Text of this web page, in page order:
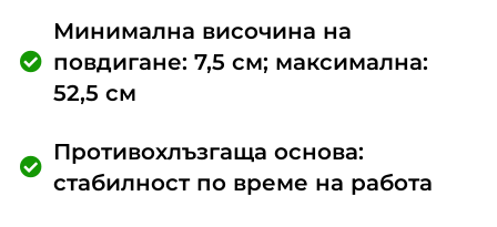
Минимална височина на
повдигане: 7,5 см; максимална:
52,5 см
Противохлъзгаща основа:
стабилност по време на работа